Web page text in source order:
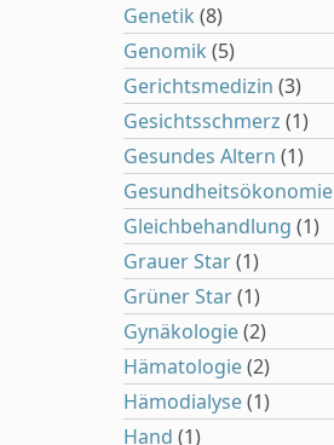
Genetik (8)
Genomik (5)
Gerichtsmedizin (3)
Gesichtsschmerz (1)
Gesundes Altern (1)
Gesundheitsökonomie
Gleichbehandlung (1)
Grauer Star(1)
Grüner Star(1)
Gynäkologie(2)
Hämatologie(2)
Hämodialyse(1)
Hand (1)